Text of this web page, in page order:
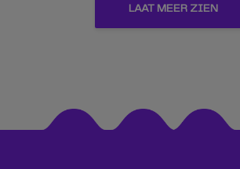
LAAT MEER ZIEN